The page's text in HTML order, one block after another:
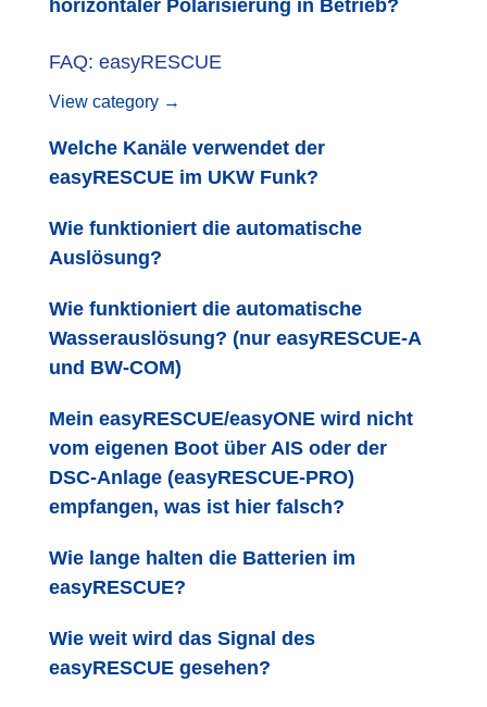
horizontaler Polarisierung in Betrieb?
FAQ: easyRESCUE
View category →
Welche Kanäle verwendet der
easyRESCUE im UKW Funk?
Wie funktioniert die automatische
Auslösung?
Wie funktioniert die automatische
Wasserauslösung? (nur easyRESCUE-A
und BW-COM)
Mein easyRESCUE/easyONE wird nicht
vom eigenen Boot über AIS oder der
DSC-Anlage (easyRESCUE-PRO)
empfangen, was ist hier falsch?
Wie lange halten die Batterien im
easyRESCUE?
Wie weit wird das Signal des
easyRESCUE gesehen?